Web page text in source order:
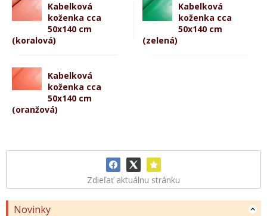
Kabelková
koženka cca
50x140 cm
(koralová)
Kabelková
koženka cca
50x140 cm
(zelená)
Kabelková
koženka cca
50x140 cm
(oranžová)
Zdieľať aktuálnu stránku
Novinky